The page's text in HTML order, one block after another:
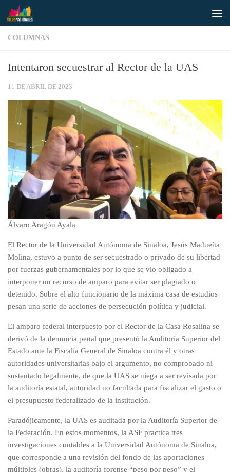
Saltar al contenido
COLUMNAS
Intentaron secuestrar al Rector de la UAS
11 DE ABRIL DE 2023
Álvaro Aragón Ayala
El Rector de la Universidad Autónoma de Sinaloa, Jesús Madueña
Molina, estuvo a punto de ser secuestrado o privado de su libertad
por fuerzas gubernamentales por lo que se vio obligado a
interponer un recurso de amparo para evitar ser plagiado o
detenido. Sobre el alto funcionario de la máxima casa de estudios
pesan una serie de acciones de persecución política y judicial.
El amparo federal interpuesto por el Rector de la Casa Rosalina se
derivó de la denuncia penal que presentó la Auditoría Superior del
Estado ante la Fiscalía General de Sinaloa contra él y otras
autoridades universitarias bajo el argumento, no comprobado ni
sustentado legalmente, de que la UAS se niega a ser revisada por
la auditoría estatal, autoridad no facultada para fiscalizar el gasto o
el presupuesto federalizado de la institución.
Paradójicamente, la UAS es auditada por la Auditoría Superior de
la Federación. En estos momentos, la ASF practica tres
investigaciones contables a la Universidad Autónoma de Sinaloa,
que corresponde a una revisión del fondo de las aportaciones
múltiples (obras), la auditoría forense “peso por peso” y el